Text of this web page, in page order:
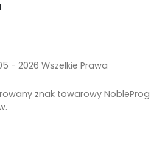
- 2026 Wszelkie Prawa
znak towarowy NobleProg